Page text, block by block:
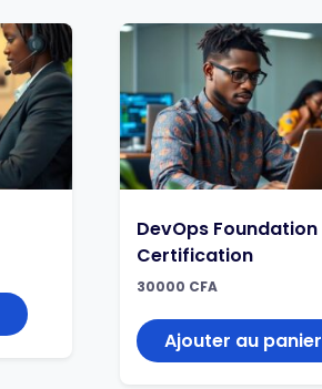
DevOps Foundation
Certification
30000 CFA
Ajouter au panier